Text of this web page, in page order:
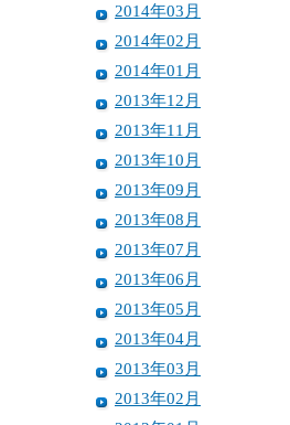
2014年03月
2014年02月
2014年01月
2013年12月
2013年11月
2013年10月
2013年09月
2013年08月
2013年07月
2013年06月
2013年05月
2013年04月
2013年03月
2013年02月